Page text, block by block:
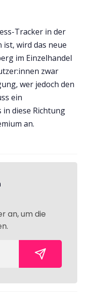
Tracker in der
wird das neue
im Einzelhandel
zwar
wer jedoch den
ein
in diese Richtung
an.
an, um die